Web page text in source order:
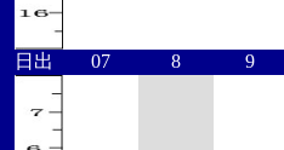
日出 07 8 9